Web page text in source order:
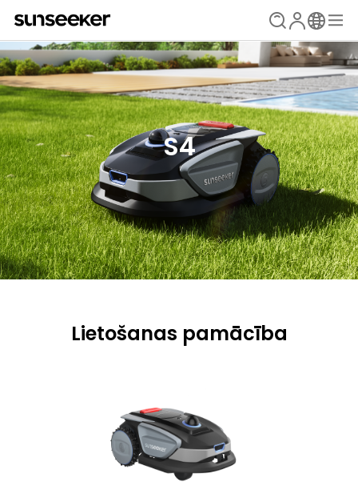
S4
Lietošanas pamācība